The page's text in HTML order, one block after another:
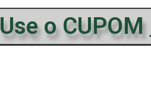
Use o CUPOM